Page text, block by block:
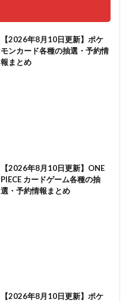
【2026年8月10日更新】ポケ
モンカード各種の抽選・予約情
報まとめ
【2026年8月10日更新】ONE
PIECE カードゲーム各種の抽
選・予約情報まとめ
【2026年8月10日更新】ポケ